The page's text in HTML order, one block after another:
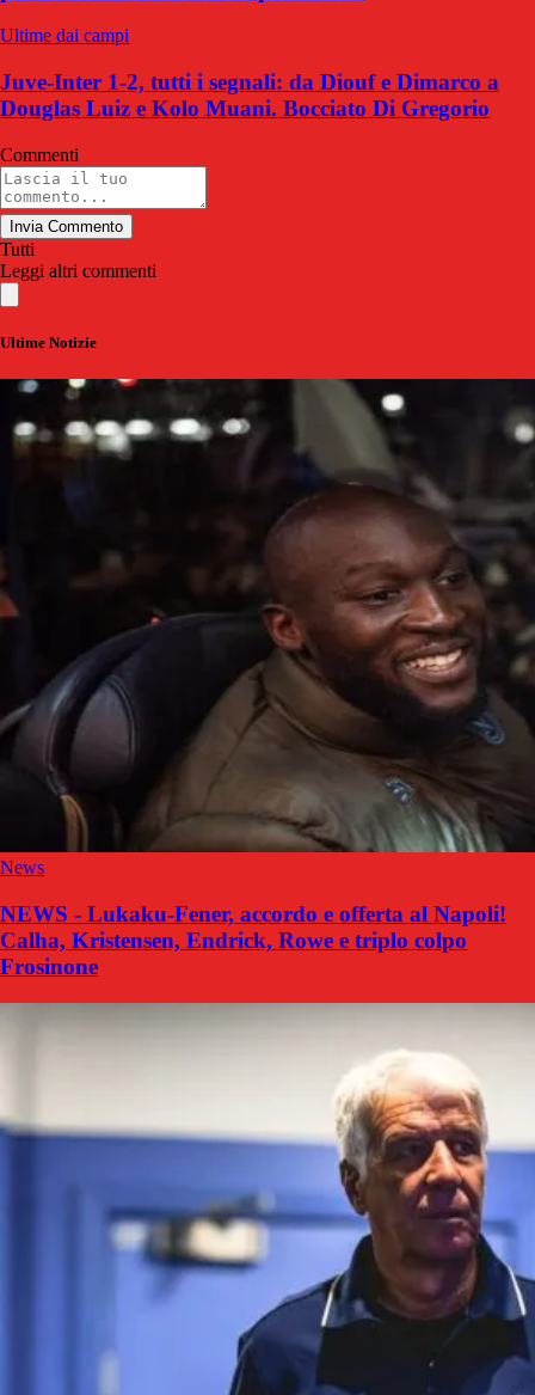
Ultime dai campi
Juve-Inter 1-2, tutti i segnali: da Diouf e Dimarco a
Douglas Luiz e Kolo Muani. Bocciato Di Gregorio
Commenti
Invia Commento
Tutti
Leggi altri commenti
Ultime Notizie
News
NEWS - Lukaku-Fener, accordo e offerta al Napoli!
Calha, Kristensen, Endrick, Rowe e triplo colpo
Frosinone